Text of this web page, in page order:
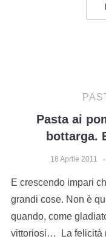
Pasta ai
bottarga.
18 Aprile 2011
E crescendo impari
grandi cose. Non è
quando, come
vittoriosi… La felicità